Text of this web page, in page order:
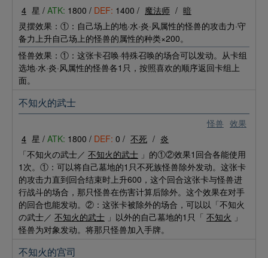
4 星 / ATK: 1800 / DEF: 1400 / 魔法师 / 暗
灵摆效果：①：自己场上的地·水·炎·风属性的怪兽的攻击力·守
备力上升自己场上的怪兽的属性的种类×200。
怪兽效果：①：这张卡召唤·特殊召唤的场合可以发动。从卡组
选地·水·炎·风属性的怪兽各1只，按照喜欢的顺序返回卡组上
面。
怪兽 效果
不知火的武士
4 星 / ATK: 1800 / DEF: 0 / 不死 / 炎
「不知火の武士／ 不知火的武士 」的①②效果1回合各能使用
1次。①：可以将自己墓地的1只不死族怪兽除外发动。这张卡
的攻击力直到回合结束时上升600，这个回合这张卡与怪兽进
行战斗的场合，那只怪兽在伤害计算后除外。这个效果在对手
的回合也能发动。②：这张卡被除外的场合，可以以「不知火
の武士／ 不知火的武士 」以外的自己墓地的1只「 不知火 」
怪兽为对象发动。将那只怪兽加入手牌。
不知火的宫司